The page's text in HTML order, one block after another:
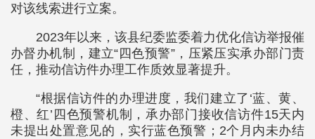
对该线索进行立案。
2023年以来，该县纪委监委着力优化信访举报催
办督办机制，建立“四色预警”，压紧压实承办部门责
任，推动信访件办理工作质效显著提升。
“根据信访件的办理进度，我们建立了‘蓝、黄、
橙、红’四色预警机制，承办部门接收信访件15天内
未提出处置意见的，实行蓝色预警；2个月内未办结